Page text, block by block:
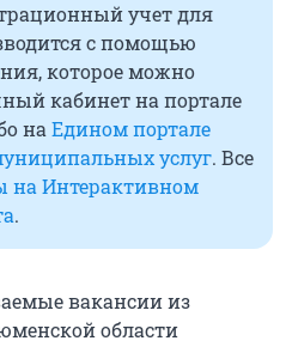
учет для
с помощью
которое можно
кабинет на портале
наЕдином портале
услуг. Все
на Интерактивном
.
вакансии из
области